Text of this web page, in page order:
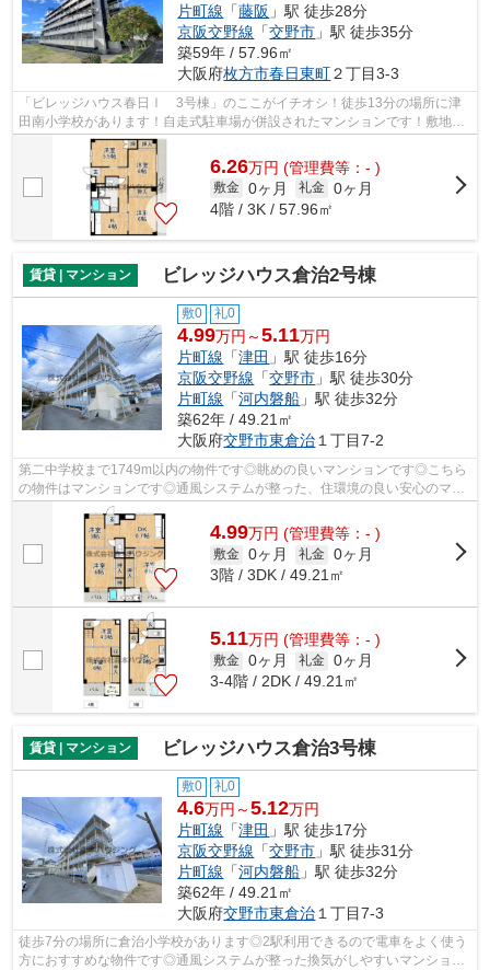
片町線 「藤阪 」駅 徒歩28分
京阪交野線 「交野市 」駅 徒歩35分
築59年 / 57.96㎡
大阪府枚方市春日東町２丁目3-3
「ビレッジハウス春日Ⅰ 3号棟」のここがイチオシ！徒歩13分の場所に津
田南小学校があります！自走式駐車場が併設されたマンションです！敷地内
にゴミ置き場を備えているので、遠くま...
6.26万円 (管理費等：- )
敷金 0ヶ月 礼金 0ヶ月
4階 / 3K / 57.96㎡
賃貸 | マンション ビレッジハウス倉治2号棟
敷0 礼0
4.99万円～5.11万円
片町線 「津田 」駅 徒歩16分
京阪交野線 「交野市 」駅 徒歩30分
片町線 「河内磐船 」駅 徒歩32分
築62年 / 49.21㎡
大阪府交野市東倉治 １丁目7-2
第二中学校まで1749m以内の物件です◎眺めの良いマンションです◎こちら
の物件はマンションです◎通風システムが整った、住環境の良い安心のマン
ションです◎物件情報が豊富な当社には、経...
4.99万円 (管理費等：- )
敷金 0ヶ月 礼金 0ヶ月
3階 / 3DK / 49.21㎡
5.11万円 (管理費等：- )
敷金 0ヶ月 礼金 0ヶ月
3-4階 / 2DK / 49.21㎡
賃貸 | マンション ビレッジハウス倉治3号棟
敷0 礼0
4.6万円～5.12万円
片町線 「津田 」駅 徒歩17分
京阪交野線 「交野市 」駅 徒歩31分
片町線 「河内磐船 」駅 徒歩32分
築62年 / 49.21㎡
大阪府交野市東倉治 １丁目7-3
徒歩7分の場所に倉治小学校があります◎2駅利用できるので電車をよく使う
方におすすめな物件です◎通風システムが整った換気がしやすいマンション